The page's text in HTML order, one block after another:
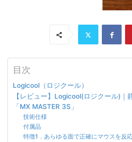
目次
Logicool（ロジクール）
【レビュー】Logicool(ロジクール)｜
「MX MASTER 3S」
技術仕様
付属品
特徴1．あらゆる面で正確にマウスを反